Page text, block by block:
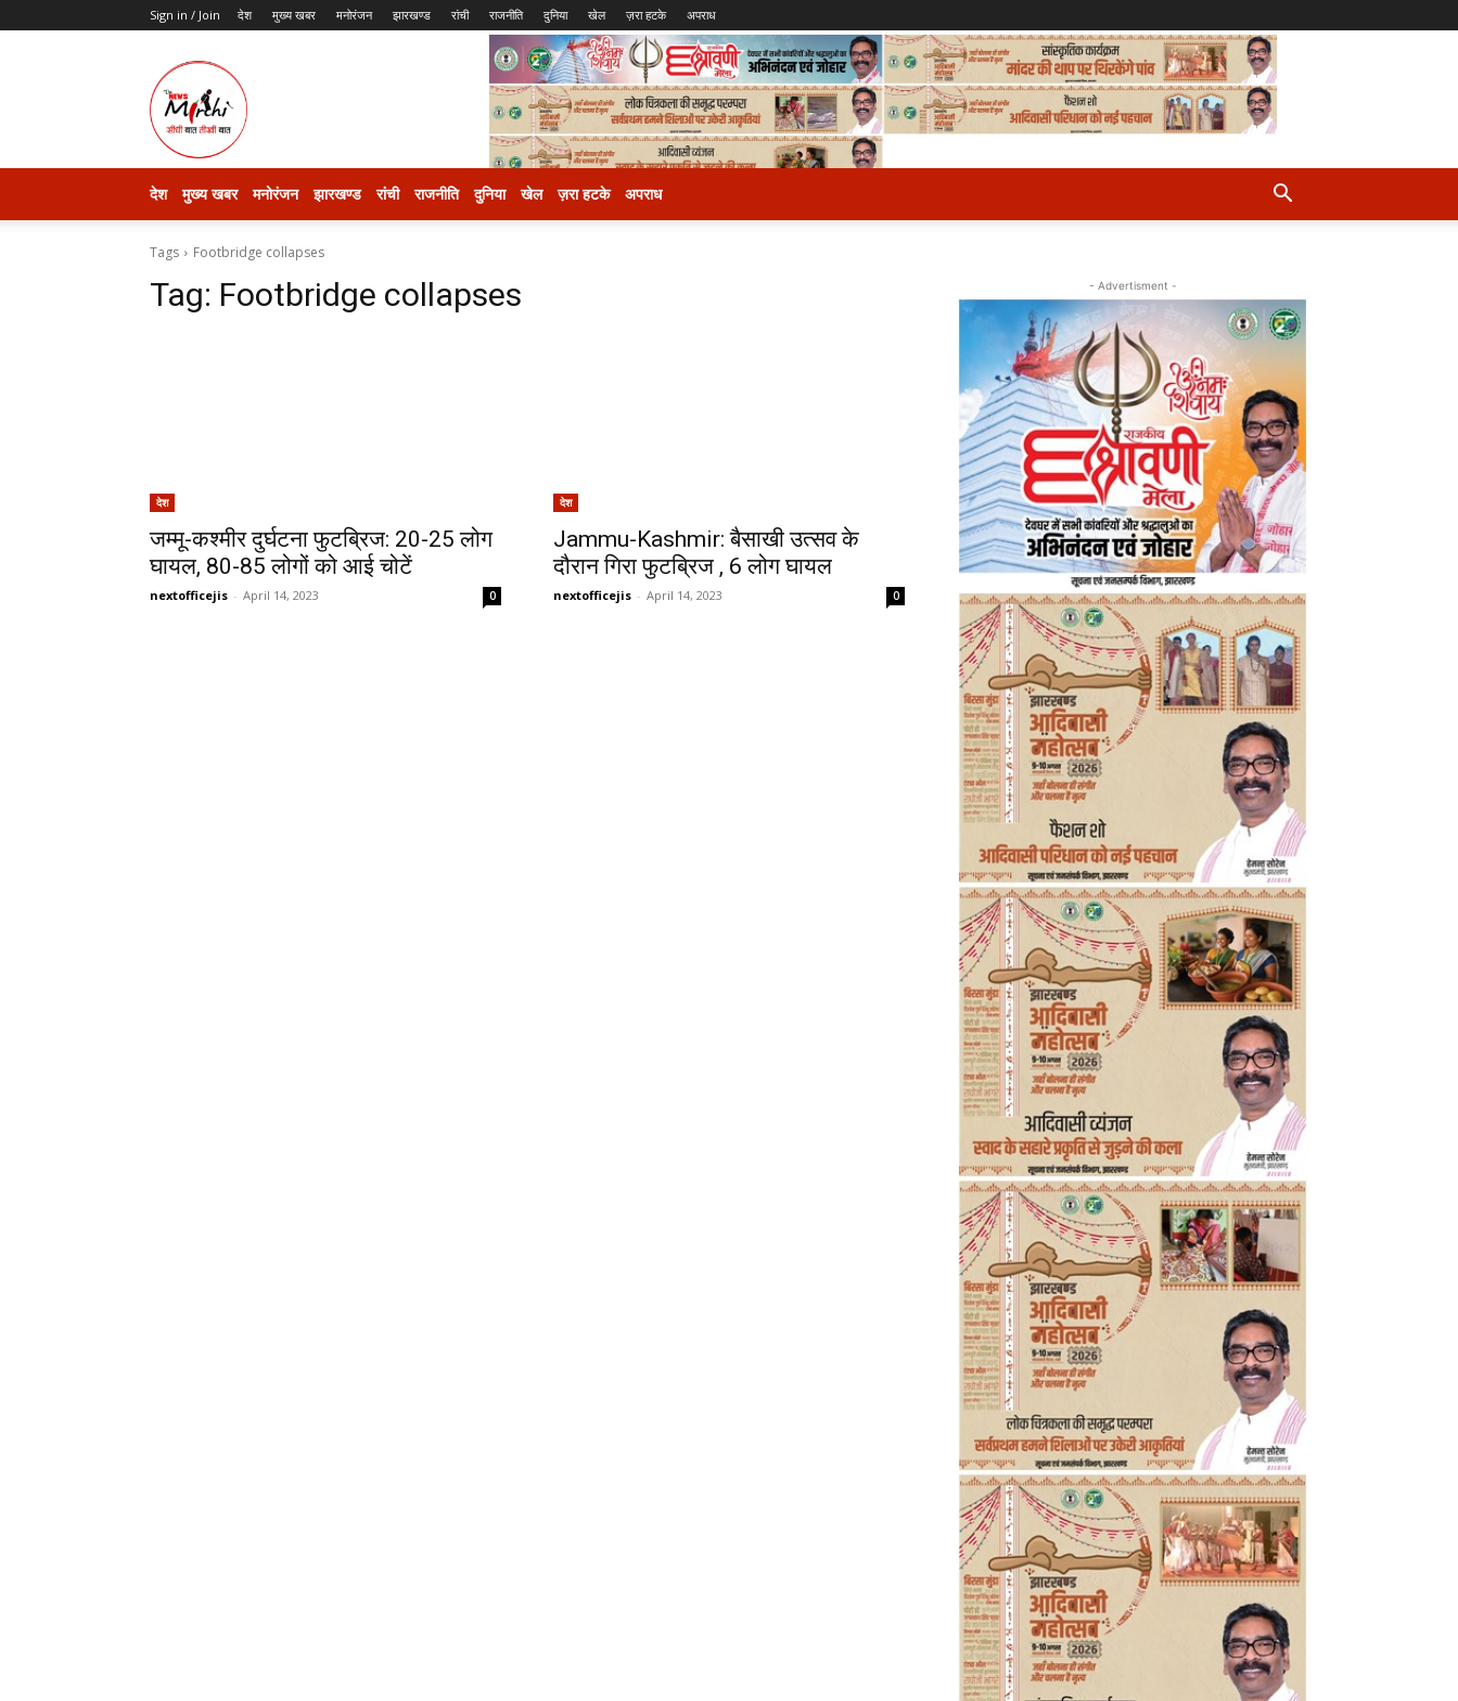
Sign in / Join देश मुख्य खबर मनोरंजन झारखण्ड रांची राजनीति दुनिया खेल ज़रा हटके अपराध
देश मुख्य खबर मनोरंजन झारखण्ड रांची राजनीति दुनिया खेल ज़रा हटके अपराध
Tags Footbridge collapses
Tag: Footbridge collapses
देश
जम्मू-कश्मीर दुर्घटना फुटब्रिज: 20-25 लोग
घायल, 80-85 लोगों को आई चोटें
nextofficejis - April 14, 2023 0
देश
Jammu-Kashmir: बैसाखी उत्सव के
दौरान गिरा फुटब्रिज , 6 लोग घायल
nextofficejis - April 14, 2023 0
- Advertisment -